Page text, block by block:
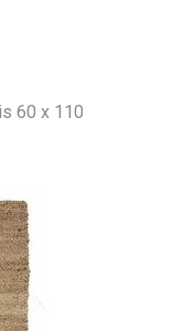
60 x 110